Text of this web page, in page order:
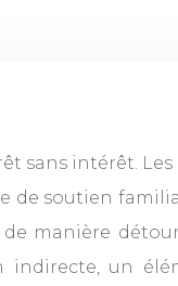
intérêt. Les
de soutien
de manière
un